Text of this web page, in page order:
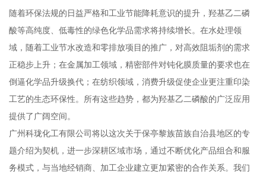
随着环保法规的日益严格和工业节能降耗意识的提升，羟基乙二磷
酸等高纯度、低毒性的绿色化学品需求将持续增长。在水处理领
域，随着工业节水改造和零排放项目的推广，对高效阻垢剂的需求
正稳步上升；在金属加工领域，精密部件对钝化膜质量的要求也在
倒逼化学品升级换代；在纺织领域，消费升级促使企业更注重印染
工艺的生态环保性。所有这些趋势，都为羟基乙二磷酸的广泛应用
提供了广阔空间。
广州科珑化工有限公司将以这次关于保亭黎族苗族自治县地区的专
题介绍为契机，进一步深耕区域市场，通过不断优化产品组合和服
务模式，与当地经销商、加工企业建立更加紧密的合作关系。我们